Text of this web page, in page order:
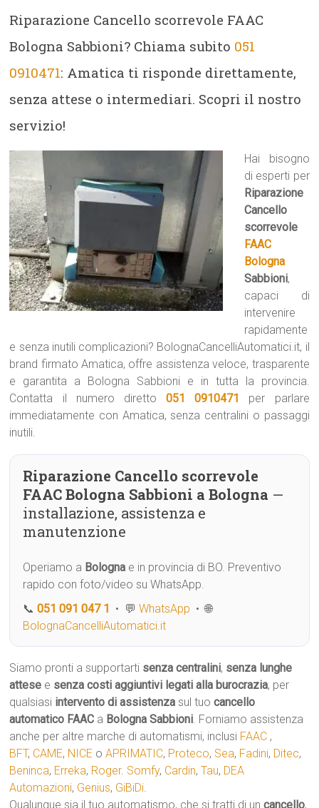
Riparazione Cancello scorrevole FAAC
Bologna Sabbioni? Chiama subito 051
0910471: Amatica ti risponde direttamente,
senza attese o intermediari. Scopri il nostro
servizio!
Hai bisogno
di esperti per
Riparazione
Cancello
scorrevole
FAAC
Bologna
Sabbioni,
capaci di
intervenire
rapidamente
e senza inutili complicazioni? BolognaCancelliAutomatici.it, il
brand firmato Amatica, offre assistenza veloce, trasparente
e garantita a Bologna Sabbioni e in tutta la provincia.
Contatta il numero diretto051 0910471
per parlare
immediatamente con Amatica, senza centralini o passaggi
inutili.
Riparazione Cancello scorrevole
FAAC Bologna Sabbioni a Bologna —
installazione, assistenza e
manutenzione
Operiamo a Bologna e in provincia di BO. Preventivo
rapido con foto/video su WhatsApp.
📞051 091 047 1 • 💬WhatsApp • 🌐
BolognaCancelliAutomatici.it
Siamo pronti a supportarti senza centralini, senza lunghe
attese e senza costi aggiuntivi legati alla burocrazia, per
qualsiasi intervento di assistenza sul tuocancello
automatico FAAC a Bologna Sabbioni. Forniamo assistenza
anche per altre marche di automatismi, inclusi FAAC ,
BFT, CAME, NICE oAPRIMATIC, Proteco, Sea, Fadini, Ditec,
Beninca, Erreka, Roger. Somfy, Cardin,Tau, DEA
Automazioni, Genius, GiBiDi.
Qualunque sia il tuo automatismo, che si tratti di uncancello,